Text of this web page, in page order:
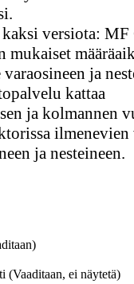
versiota:
mukaiset
ja
kattaa
ja kolmannen
ja nesteineen.
(Vaaditaan, ei näytetä)